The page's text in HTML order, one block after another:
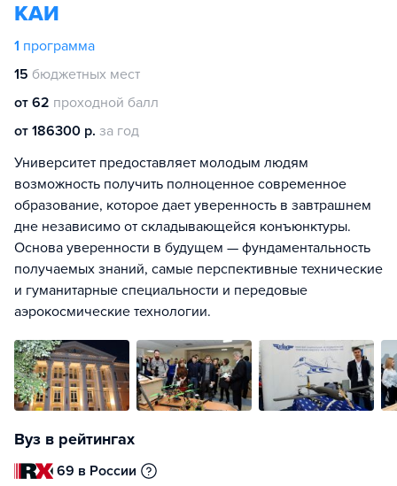
КАИ
1 программа
15 бюджетных мест
от 62 проходной балл
от 186300 р. за год
Университет предоставляет молодым людям
возможность получить полноценное современное
образование, которое дает уверенность в завтрашнем
дне независимо от складывающейся конъюнктуры.
Основа уверенности в будущем — фундаментальность
получаемых знаний, самые перспективные технические
и гуманитарные специальности и передовые
аэрокосмические технологии.
Вуз в рейтингах
69 в России